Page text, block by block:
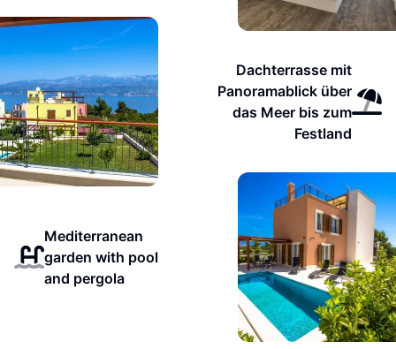
Dachterrasse mit
Panoramablick über
das Meer bis zum
Festland
Mediterranean
garden with pool
and pergola